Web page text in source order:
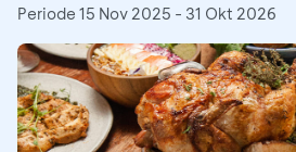
Periode 15 Nov 2025 - 31 Okt 2026